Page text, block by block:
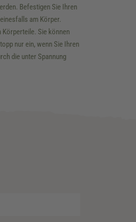
Befestigen Sie Ihren
am Körper.
Körperteile. Sie können
nur ein, wenn Sie Ihren
die unter Spannung